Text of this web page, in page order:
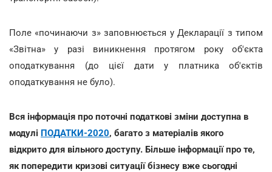
Поле «починаючи з» заповнюється у Декларації з типом
«Звітна» у разі виникнення протягом року об'єкта
оподаткування (до цієї дати у платника об'єктів
оподаткування не було).
Вся інформація про поточні податкові зміни доступна в
модулі ПОДАТКИ-2020, багато з матеріалів якого
відкрито для вільного доступу. Більше інформації про те,
як попередити кризові ситуації бізнесу вже сьогодні